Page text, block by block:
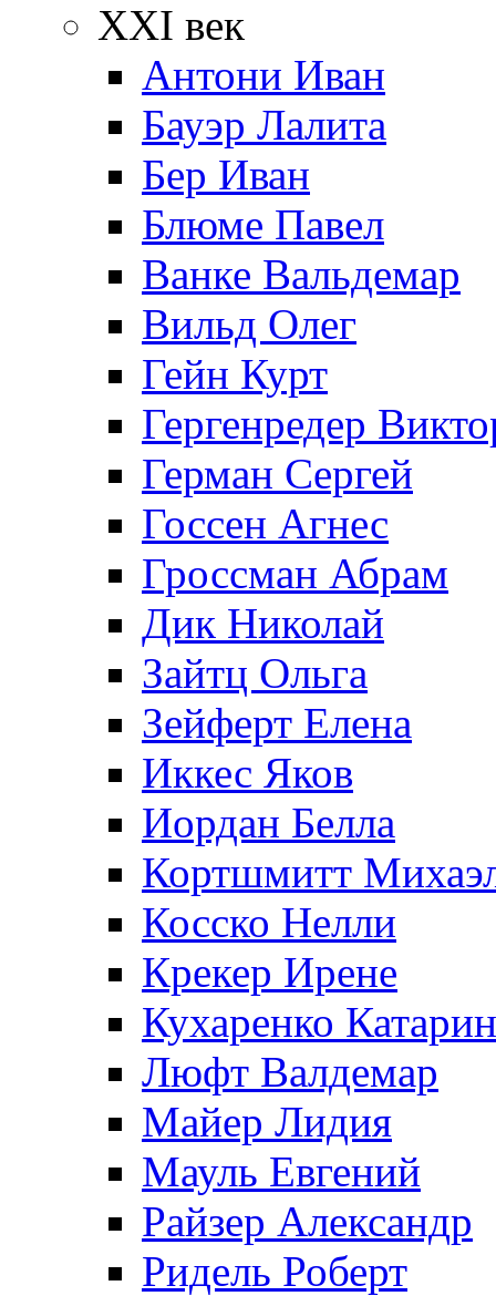
XXI век
Антони Иван
Бауэр Лалита
Бер Иван
Блюме Павел
Ванке Вальдемар
Вильд Олег
Гейн Курт
Гергенредер
Герман Сергей
Госсен Агнес
Гроссман Абрам
Дик Николай
Зайтц Ольга
Зейферт Елена
Иккес Яков
Иордан Белла
Кортшмитт
Косско Нелли
Крекер Ирене
Кухаренко
Люфт Валдемaр
Майер Лидия
Мауль Евгений
Райзер Александр
Ридель Роберт